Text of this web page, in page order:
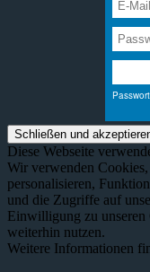
Diese Webseite
Wir verwenden
personalisieren,
und die Zugriffe auf
Einwilligung zu unseren
weiterhin nutzen.
Weitere Informationen